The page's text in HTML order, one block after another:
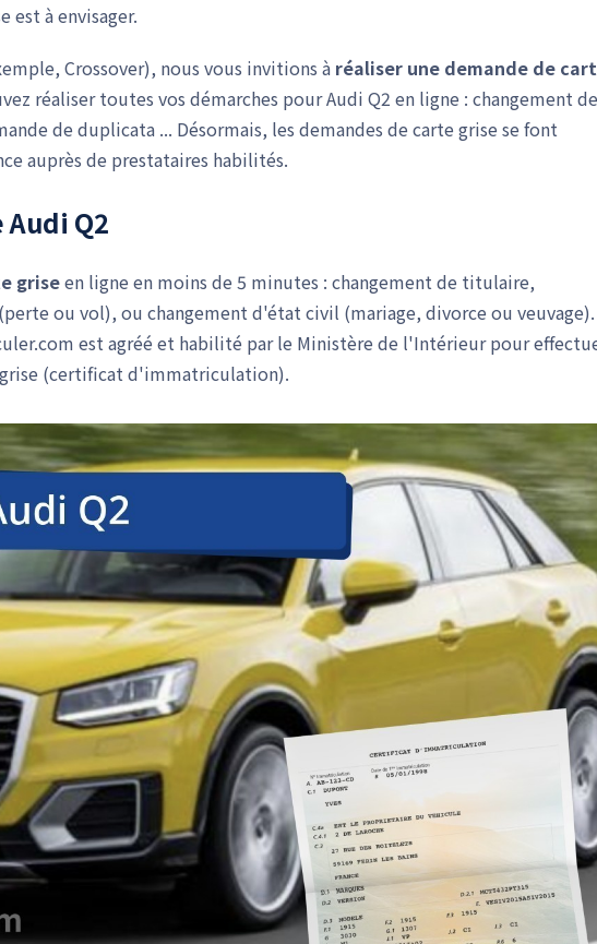
est à envisager.
Crossover), nous vous invitions à réaliser une demande de
réaliser toutes vos démarches pour Audi Q2 en ligne : changement de
de duplicata ... Désormais, les demandes de carte grise se font
auprès de prestataires habilités.
Q2
griseen ligne en moins de 5 minutes : changement de titulaire,
ou vol), ou changement d'état civil (mariage, divorce ou veuvage).
est agréé et habilité par le Ministère de l'Intérieur pour
(certificat d'immatriculation).